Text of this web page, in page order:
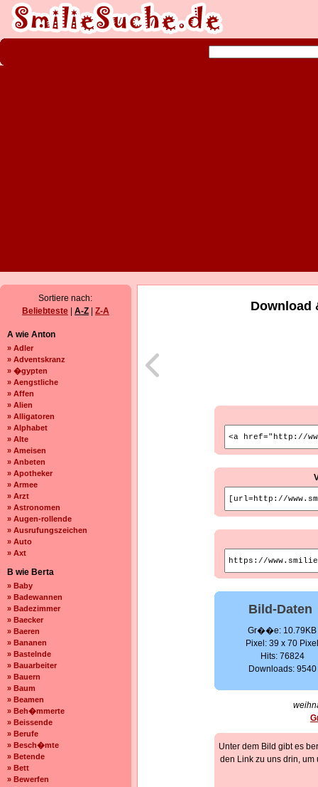
Sortiere nach:
Beliebteste
A-Z Z-A
A wie Anton
» Adler
» Adventskranz
» �gypten
» Aengstliche
» Affen
» Alien
» Alligatoren
» Alphabet
» Alte
» Ameisen
» Anbeten
» Apotheker
» Armee
» Arzt
» Astronomen
» Augen-rollende
» Ausrufungszeichen
» Auto
» Axt
B wie Berta
» Baby
» Badewannen
» Badezimmer
» Baecker
» Baeren
» Bananen
» Bastelnde
» Bauarbeiter
» Bauern
» Baum
» Beamen
» Beh�mmerte
» Beissende
» Berufe
» Besch�mte
» Betende
» Bett
» Bewerfen
Download
Bild-Daten
Gr��e: 10.79KB
Pixel: 39 x 70
Hits: 76824
Downloads: 9540
Unter dem Bild gibt es
den Link zu uns drin,